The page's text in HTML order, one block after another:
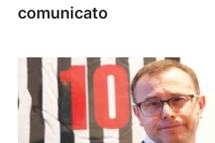
comunicato